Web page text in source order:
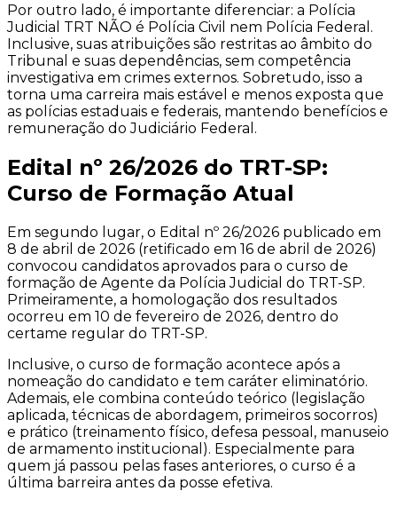
Por outro lado, é importante diferenciar: a Polícia
Judicial TRT NÃO é Polícia Civil nem Polícia Federal.
Inclusive, suas atribuições são restritas ao âmbito do
Tribunal e suas dependências, sem competência
investigativa em crimes externos. Sobretudo, isso a
torna uma carreira mais estável e menos exposta que
as polícias estaduais e federais, mantendo benefícios e
remuneração do Judiciário Federal.
Edital nº 26/2026 do TRT-SP:
Curso de Formação Atual
Em segundo lugar, o Edital nº 26/2026 publicado em
8 de abril de 2026 (retificado em 16 de abril de 2026)
convocou candidatos aprovados para o curso de
formação de Agente da Polícia Judicial do TRT-SP.
Primeiramente, a homologação dos resultados
ocorreu em 10 de fevereiro de 2026, dentro do
certame regular do TRT-SP.
Inclusive, o curso de formação acontece após a
nomeação do candidato e tem caráter eliminatório.
Ademais, ele combina conteúdo teórico (legislação
aplicada, técnicas de abordagem, primeiros socorros)
e prático (treinamento físico, defesa pessoal, manuseio
de armamento institucional). Especialmente para
quem já passou pelas fases anteriores, o curso é a
última barreira antes da posse efetiva.